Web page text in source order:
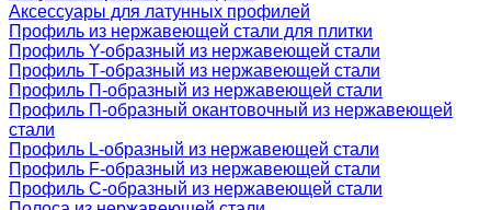
Аксессуары для латунных профилей
Профиль из нержавеющей стали для плитки
Профиль Y-образный из нержавеющей стали
Профиль Т-образный из нержавеющей стали
Профиль П-образный из нержавеющей стали
Профиль П-образный окантовочный из нержавеющей
стали
Профиль L-образный из нержавеющей стали
Профиль F-образный из нержавеющей стали
Профиль C-образный из нержавеющей стали